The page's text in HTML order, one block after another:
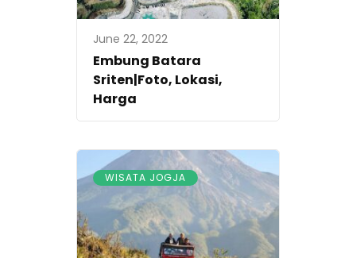
June 22, 2022
Embung Batara
Sriten|Foto, Lokasi,
Harga
WISATA JOGJA